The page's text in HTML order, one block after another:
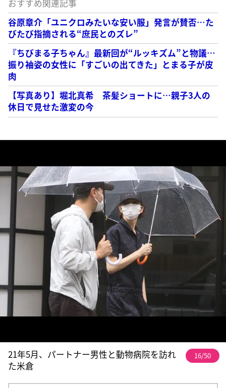
おすすめ関連記事
谷原章介「ユニクロみたいな安い服」発言が賛否…た
びたび指摘される“庶民とのズレ”
『ちびまる子ちゃん』最新回が“ルッキズム”と物議…
振り袖姿の女性に「すごいの出てきた」とまる子が皮
肉
【写真あり】堀北真希 茶髪ショートに…親子3人の
休日で見せた激変の今
21年5月、パートナー男性と動物病院を訪れ
た米倉
16/50